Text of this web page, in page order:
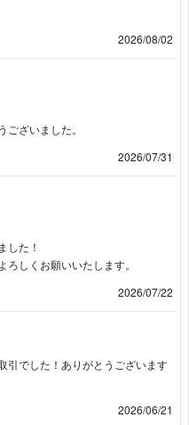
2026/08/02
ございました。
2026/07/31
した！
しくお願いいたします。
2026/07/22
引でした！ありがとうございます
2026/06/21